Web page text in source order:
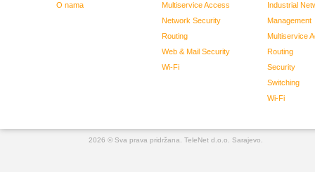
O nama
Multiservice Access
Network Security
Routing
Web & Mail Security
Wi-Fi
Industrial
Management
Multiservice
Routing
Security
Switching
Wi-Fi
2026 © Sva prava pridržana. TeleNet d.o.o. Sarajevo.